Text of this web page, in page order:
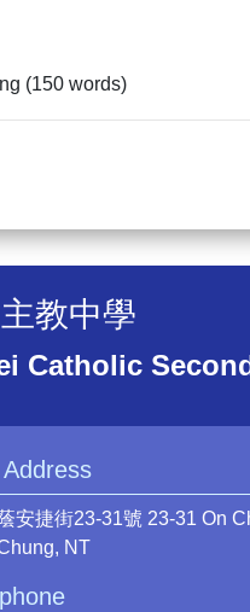
(150 words)
教中學
Catholic
安捷街23-31號 23-31 On
NT